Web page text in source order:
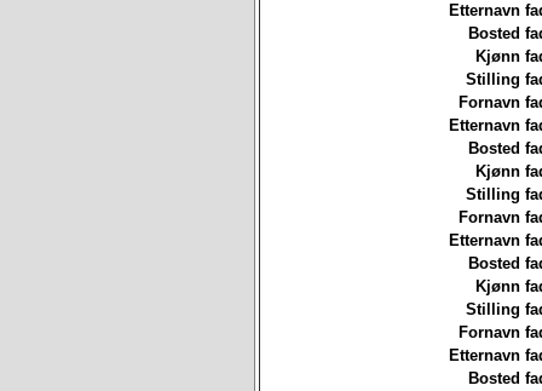
Etternavn
Bosted
Kjønn
Stilling
Fornavn
Etternavn
Bosted
Kjønn
Stilling
Fornavn
Etternavn
Bosted
Kjønn
Stilling
Fornavn
Etternavn
Bosted